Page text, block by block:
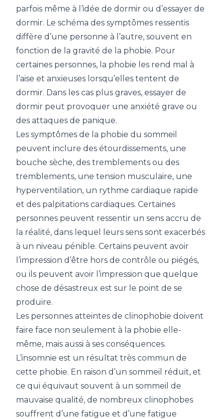
parfois même à l’idée de dormir ou d’essayer de
dormir. Le schéma des symptômes ressentis
diffère d’une personne à l’autre, souvent en
fonction de la gravité de la phobie. Pour
certaines personnes, la phobie les rend mal à
l’aise et anxieuses lorsqu’elles tentent de
dormir. Dans les cas plus graves, essayer de
dormir peut provoquer une anxiété grave ou
des attaques de panique.
Les symptômes de la phobie du sommeil
peuvent inclure des étourdissements, une
bouche sèche, des tremblements ou des
tremblements, une tension musculaire, une
hyperventilation, un rythme cardiaque rapide
et des palpitations cardiaques. Certaines
personnes peuvent ressentir un sens accru de
la réalité, dans lequel leurs sens sont exacerbés
à un niveau pénible. Certains peuvent avoir
l’impression d’être hors de contrôle ou piégés,
ou ils peuvent avoir l’impression que quelque
chose de désastreux est sur le point de se
produire.
Les personnes atteintes de clinophobie doivent
faire face non seulement à la phobie elle-
même, mais aussi à ses conséquences.
L’insomnie est un résultat très commun de
cette phobie. En raison d’un sommeil réduit, et
ce qui équivaut souvent à un sommeil de
mauvaise qualité, de nombreux clinophobes
souffrent d’une fatigue et d’une fatigue